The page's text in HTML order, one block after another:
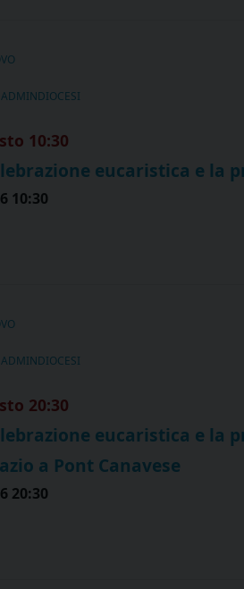
ADMINDIOCESI
10:30
eucaristica e la
10:30
ADMINDIOCESI
20:30
eucaristica e la
a Pont Canavese
20:30